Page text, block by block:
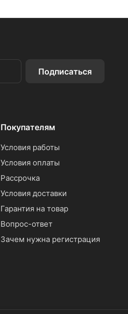
Подписаться
Покупателям
Условия работы
Условия оплаты
Рассрочка
Условия доставки
Гарантия на товар
Вопрос-ответ
Зачем нужна регистрация